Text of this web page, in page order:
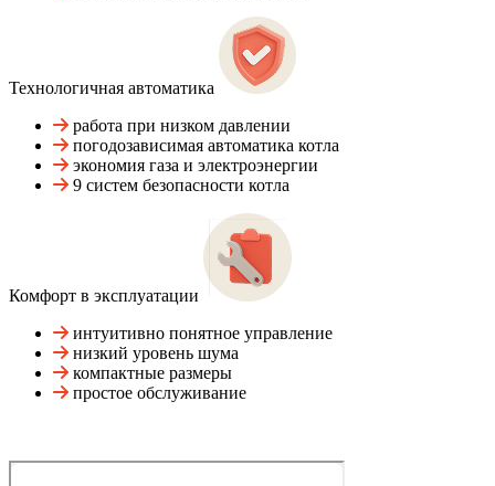
Технологичная автоматика
работа при низком давлении
погодозависимая автоматика котла
экономия газа и электроэнергии
9 систем безопасности котла
Комфорт в эксплуатации
интуитивно понятное управление
низкий уровень шума
компактные размеры
простое обслуживание